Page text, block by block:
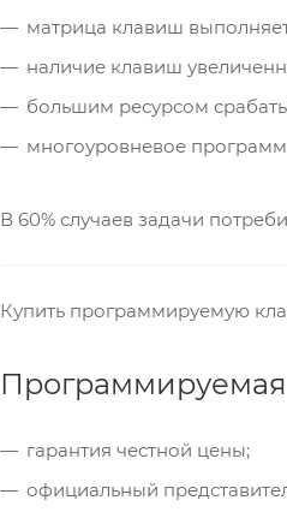
матрица клавиш
наличие клавиш
большим ресурсом
многоуровневое
В 60% случаев задачи
Купить программируемую
Программируемая
гарантия честной цены;
официальный